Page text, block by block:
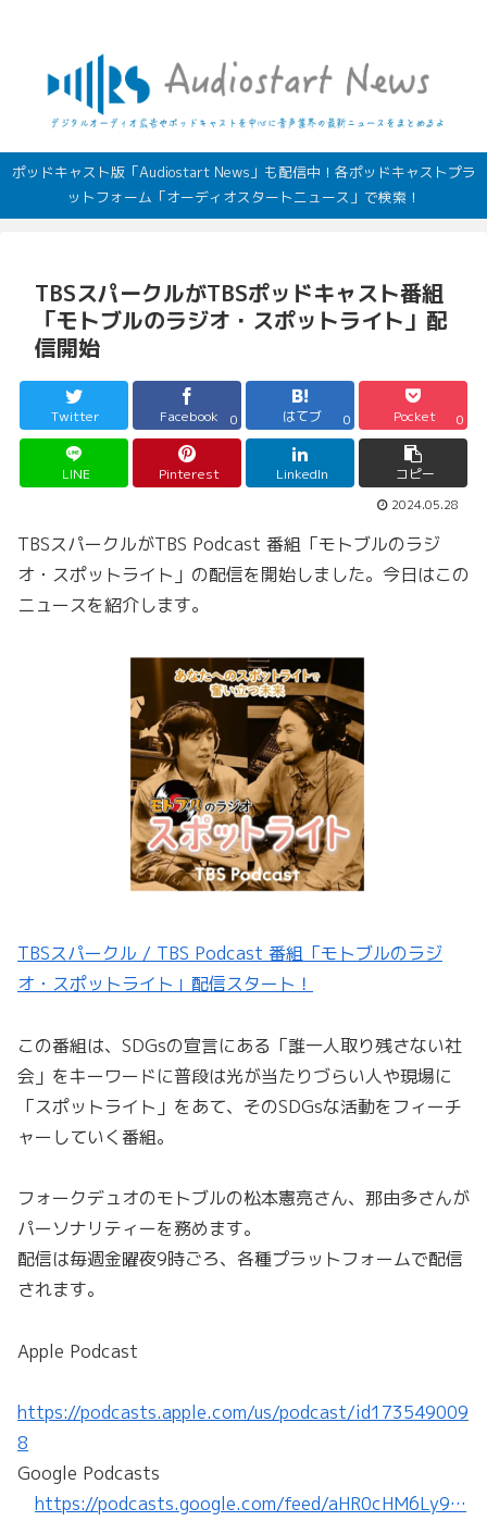
ポッドキャスト版「Audiostart News」も配信中！各ポッドキャストプラ
ットフォーム「オーディオスタートニュース」で検索！
TBSスパークルがTBSポッドキャスト番組
「モトブルのラジオ・スポットライト」配
信開始
Twitter Facebook 0 はてブ 0 Pocket 0
LINE Pinterest LinkedIn コピー
2024.05.28
TBSスパークルがTBS Podcast 番組「モトブルのラジ
オ・スポットライト」の配信を開始しました。今日はこの
ニュースを紹介します。
TBSスパークル / TBS Podcast 番組「モトブルのラジ
オ・スポットライト」配信スタート！
この番組は、SDGsの宣言にある「誰一人取り残さない社
会」をキーワードに普段は光が当たりづらい人や現場に
「スポットライト」をあて、そのSDGsな活動をフィーチ
ャーしていく番組。
フォークデュオのモトブルの松本憲亮さん、那由多さんが
パーソナリティーを務めます。
配信は毎週金曜夜9時ごろ、各種プラットフォームで配信
されます。
Apple Podcast
https://podcasts.apple.com/us/podcast/id173549009
8
Google Podcasts
https://podcasts.google.com/feed/aHR0cHM6Ly9…